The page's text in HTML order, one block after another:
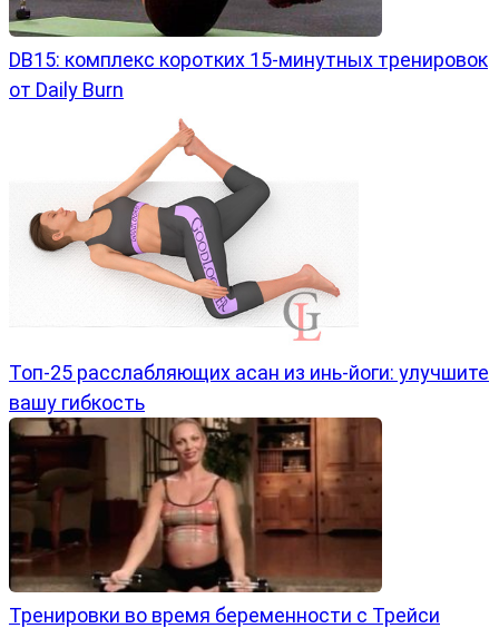
DB15: комплекс коротких 15-минутных тренировок
от Daily Burn
Топ-25 расслабляющих асан из инь-йoги: улучшите
вашу гибкость
Тренировки во время беременности с Трейси